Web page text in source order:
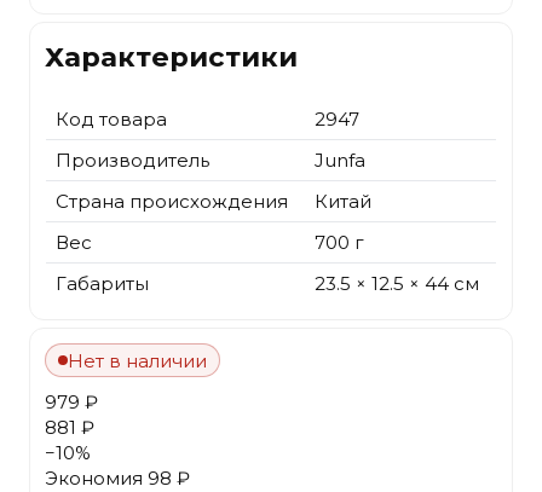
Характеристики
Код товара
2947
Производитель
Junfa
Страна происхождения
Китай
Вес
700 г
Габариты
23.5 × 12.5 × 44 см
Нет в наличии
979 ₽
881 ₽
−10%
Экономия 98 ₽